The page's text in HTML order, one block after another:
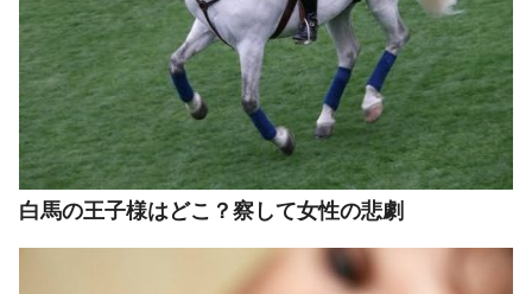
白馬の王子様はどこ？察して女性の悲劇